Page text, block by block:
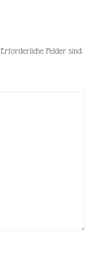
Erforderliche Felder sind